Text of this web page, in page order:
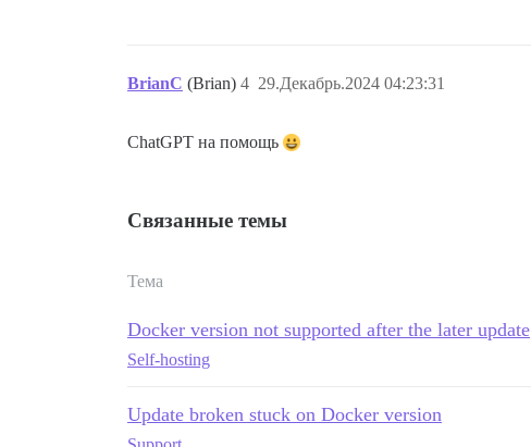
BrianC (Brian) 29.Декабрь.2024 04:23:31
4
ChatGPT на помощь
Связанные темы
Тема
Docker version not supported after the later update
Self-hosting
Update broken stuck on Docker version